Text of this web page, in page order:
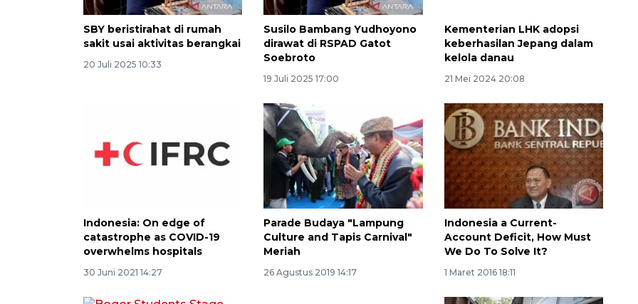
SBY beristirahat di rumah
sakit usai aktivitas berangkai
20 Juli 2025 10:33
Susilo Bambang Yudhoyono
dirawat di RSPAD Gatot
Soebroto
19 Juli 2025 17:00
Kementerian LHK adopsi
keberhasilan Jepang dalam
kelola danau
21 Mei 2024 20:08
Indonesia: On edge of
catastrophe as COVID-19
overwhelms hospitals
30 Juni 2021 14:27
Parade Budaya "Lampung
Culture and Tapis Carnival"
Meriah
26 Agustus 2019 14:17
Indonesia a Current-
Account Deficit, How Must
We Do To Solve It?
1 Maret 2016 18:11